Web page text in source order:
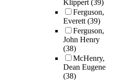
Klippert(39)
Ferguson,
Everett(39)
Ferguson,
John Henry
(38)
McHenry,
Dean Eugene
(38)